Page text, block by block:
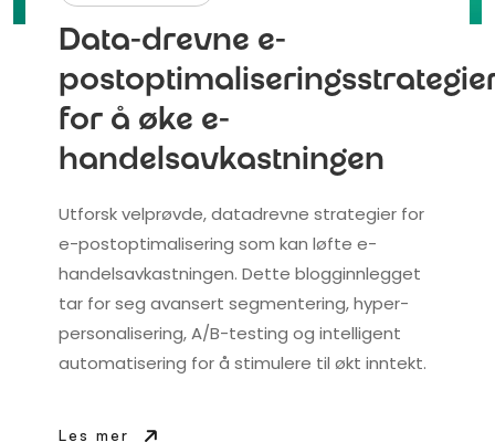
Data-drevne e-
for å øke e-
handelsavkastningen
Utforsk velprøvde, datadrevne strategier for
e-postoptimalisering som kan løfte e-
handelsavkastningen. Dette blogginnlegget
tar for seg avansert segmentering, hyper-
personalisering, A/B-testing og intelligent
automatisering for å stimulere til økt inntekt.
Les mer